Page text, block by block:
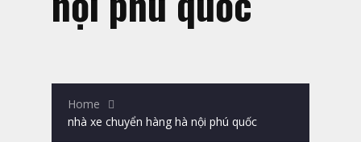
Home
nhà xe chuyển hàng hà nội phú quốc